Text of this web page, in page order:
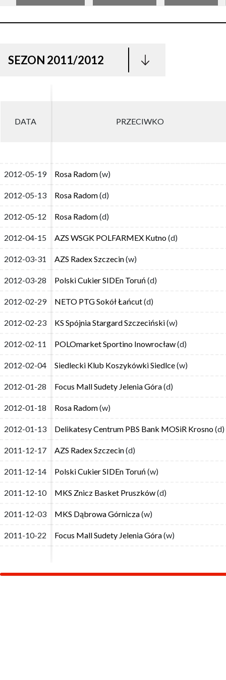
SEZON 2011/2012
DATA PRZECIWKO
2012-05-19 Rosa Radom(w)
2012-05-13 Rosa Radom(d)
2012-05-12 Rosa Radom(d)
2012-04-15 AZS WSGK POLFARMEX Kutno(d)
2012-03-31 AZS Radex Szczecin(w)
2012-03-28 Polski Cukier SIDEn Toruń (d)
2012-02-29 NETO PTG Sokół Łańcut(d)
2012-02-23 KS Spójnia Stargard Szczeciński(w)
2012-02-11 POLOmarket Sportino Inowrocław(d)
2012-02-04 Siedlecki Klub Koszykówki Siedlce(w)
2012-01-28 Focus Mall Sudety Jelenia Góra(d)
2012-01-18 Rosa Radom(w)
2012-01-13 Delikatesy Centrum PBS Bank MOSiR Krosno(d)
2011-12-17 AZS Radex Szczecin(d)
2011-12-14 Polski Cukier SIDEn Toruń (w)
2011-12-10 MKS Znicz Basket Pruszków(d)
2011-12-03 MKS Dąbrowa Górnicza(w)
2011-10-22 Focus Mall Sudety Jelenia Góra(w)
DATA PRZECIWKO
2012-05-19 Rosa Radom(w)
2012-05-13 Rosa Radom(d)
2012-05-12 Rosa Radom(d)
2012-04-15 AZS WSGK POLFARMEX Kutno(d)
2012-03-31 AZS Radex Szczecin(w)
2012-03-28 Polski Cukier SIDEn Toruń (d)
2012-02-29 NETO PTG Sokół Łańcut(d)
2012-02-23 KS Spójnia Stargard Szczeciński(w)
2012-02-11 POLOmarket Sportino Inowrocław(d)
2012-02-04 Siedlecki Klub Koszykówki Siedlce(w)
2012-01-28 Focus Mall Sudety Jelenia Góra(d)
2012-01-18 Rosa Radom(w)
2012-01-13 Delikatesy Centrum PBS Bank MOSiR Krosno(d)
2011-12-17 AZS Radex Szczecin(d)
2011-12-14 Polski Cukier SIDEn Toruń (w)
2011-12-10 MKS Znicz Basket Pruszków(d)
2011-12-03 MKS Dąbrowa Górnicza(w)
2011-10-22 Focus Mall Sudety Jelenia Góra(w)